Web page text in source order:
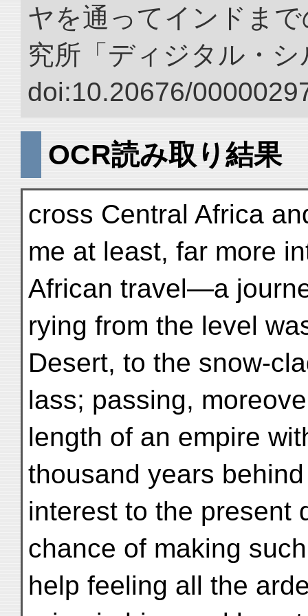
ヤを通ってインドま
究所「ディジタル・
doi:10.20676/
OCR読み取り結果
cross Central Africa
me at least, far more
African travel—a
rying from the level
Desert, to the snow-
lass; passing,
length of an empire
thousand years
interest to the present
chance of making
help feeling all the